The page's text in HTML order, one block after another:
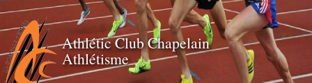
Athlétic Club Chapelain
Athlétisme